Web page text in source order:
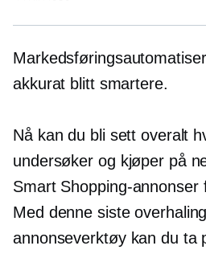
akkurat blitt smartere.
Nå kan du bli sett overalt
undersøker og kjøper på
Smart Shopping-annonser
Med denne siste
annonseverktøy kan du ta